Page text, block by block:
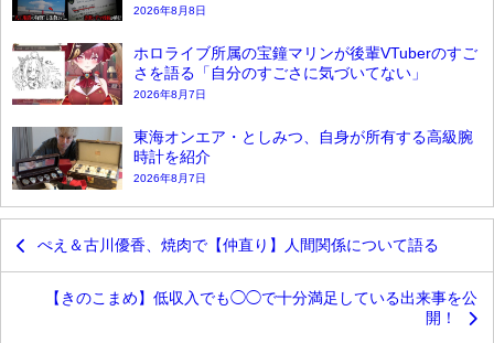
2026年8月8日
ホロライブ所属の宝鐘マリンが後輩VTuberのすご
さを語る「自分のすごさに気づいてない」
2026年8月7日
東海オンエア・としみつ、自身が所有する高級腕
時計を紹介
2026年8月7日
ぺえ＆古川優香、焼肉で【仲直り】人間関係について語る
【きのこまめ】低収入でも◯◯で十分満足している出来事を公
開！